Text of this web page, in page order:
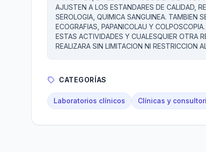
AJUSTEN A LOS ESTANDARES DE CALIDAD,
SEROLOGIA, QUIMICA SANGUINEA. TAMBIEN
ECOGRAFIAS, PAPANICOLAU Y
ESTAS ACTIVIDADES Y CUALESQUIER OTRA
REALIZARA SIN LIMITACION NI RESTRICCION
CATEGORÍAS
Laboratorios clínicos Clínicas y